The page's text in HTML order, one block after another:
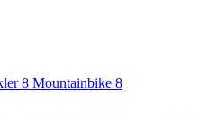
8 Mountainbike 8